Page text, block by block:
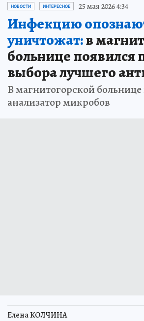
НОВОСТИ ИНТЕРЕСНОЕ 25 мая 2026 4:34
Инфекцию
уничтожат:в
больнице появился
выбора лучшего
В магнитогорской
анализатор микробов
Елена КОЛЧИНА